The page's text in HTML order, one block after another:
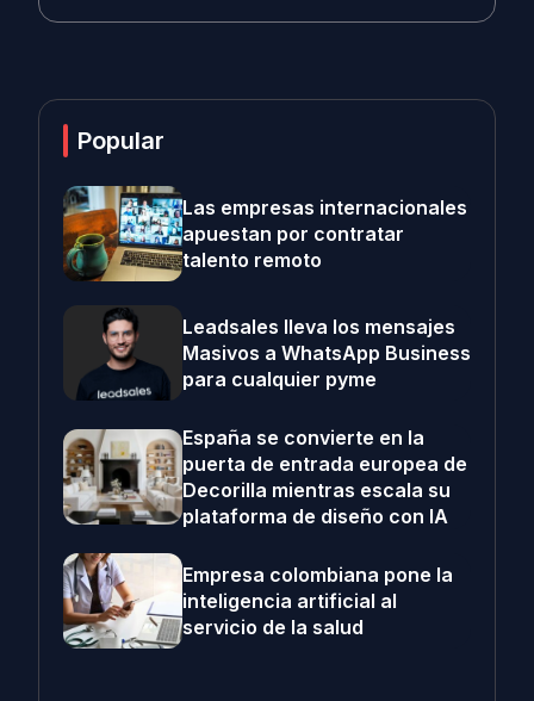
Popular
Las empresas internacionales
apuestan por contratar
talento remoto
Leadsales lleva los mensajes
Masivos a WhatsApp Business
para cualquier pyme
España se convierte en la
puerta de entrada europea de
Decorilla mientras escala su
plataforma de diseño con IA
Empresa colombiana pone la
inteligencia artificial al
servicio de la salud